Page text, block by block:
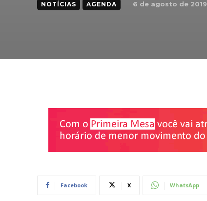
NOTÍCIAS AGENDA 6 de agosto de 2019
Facebook X WhatsApp